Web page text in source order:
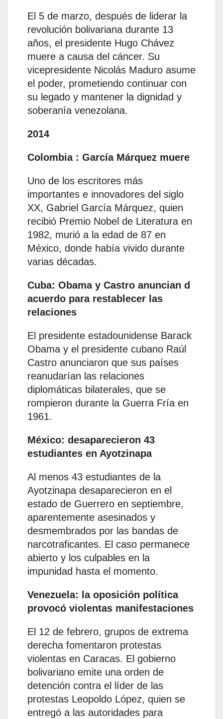
El 5 de marzo, después de liderar la
revolución bolivariana durante 13
años, el presidente Hugo Chávez
muere a causa del cáncer. Su
vicepresidente Nicolás Maduro asume
el poder, prometiendo continuar con
su legado y mantener la dignidad y
soberanía venezolana.
2014
Colombia : García Márquez muere
Uno de los escritores más
importantes e innovadores del siglo
XX, Gabriel García Márquez, quien
recibió Premio Nobel de Literatura en
1982, murió a la edad de 87 en
México, donde había vivido durante
varias décadas.
Cuba: Obama y Castro anuncian d
acuerdo para restablecer las
relaciones
El presidente estadounidense Barack
Obama y el presidente cubano Raúl
Castro anunciaron que sus países
reanudarían las relaciones
diplomáticas bilaterales, que se
rompieron durante la Guerra Fría en
1961.
México: desaparecieron 43
estudiantes en Ayotzinapa
Al menos 43 estudiantes de la
Ayotzinapa desaparecieron en el
estado de Guerrero en septiembre,
aparentemente asesinados y
desmembrados por las bandas de
narcotraficantes. El caso permanece
abierto y los culpables en la
impunidad hasta el momento.
Venezuela: la oposición política
provocó violentas manifestaciones
El 12 de febrero, grupos de extrema
derecha fomentaron protestas
violentas en Caracas. El gobierno
bolivariano emite una orden de
detención contra el líder de las
protestas Leopoldo López, quien se
entregó a las autoridades para